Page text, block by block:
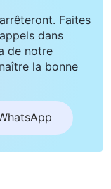
Faites
dans
de notre
la bonne